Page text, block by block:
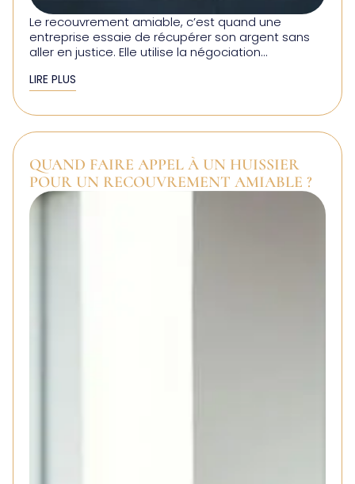
Le recouvrement amiable, c’est quand une
entreprise essaie de récupérer son argent sans
aller en justice. Elle utilise la négociation...
LIRE PLUS
QUAND FAIRE APPEL À UN HUISSIER
POUR UN RECOUVREMENT AMIABLE ?